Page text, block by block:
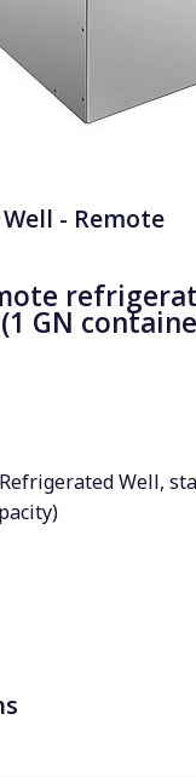
- Remote
GN
Well,